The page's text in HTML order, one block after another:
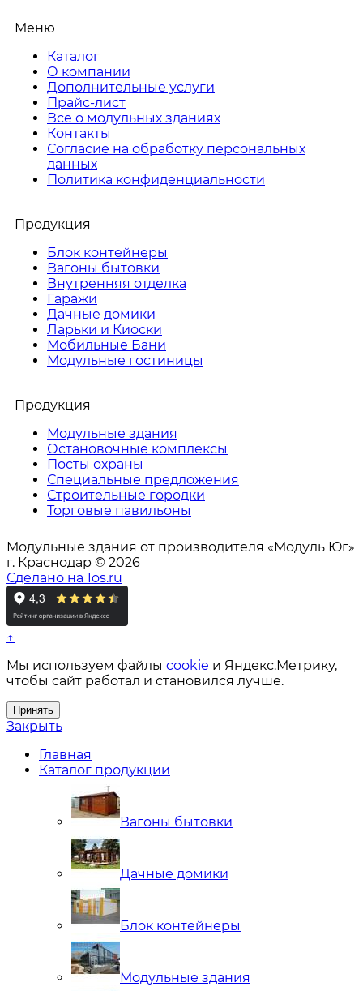
Меню
Каталог
О компании
Дополнительные услуги
Прайс-лист
Все о модульных зданиях
Контакты
Согласие на обработку персональных
данных
Политика конфиденциальности
Продукция
Блок контейнеры
Вагоны бытовки
Внутренняя отделка
Гаражи
Дачные домики
Ларьки и Киоски
Мобильные Бани
Модульные гостиницы
Продукция
Модульные здания
Остановочные комплексы
Посты охраны
Специальные предложения
Строительные городки
Торговые павильоны
Модульные здания от производителя «Модуль Юг»
г. Краснодар © 2026
Сделано на 1os.ru
↑
Мы используем файлы cookie и Яндекс.Метрику,
чтобы сайт работал и становился лучше.
Принять
Закрыть
Главная
Каталог продукции
Вагоны бытовки
Дачные домики
Блок контейнеры
Модульные здания